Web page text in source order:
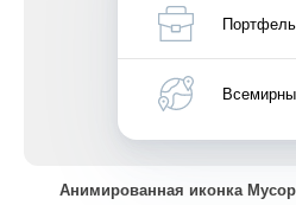
Портфель
Анимированная иконка